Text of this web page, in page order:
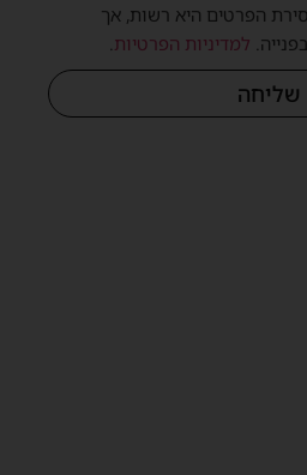
הפרטים היא רשות, אך
למדיניות הפרטיות.
שליחה